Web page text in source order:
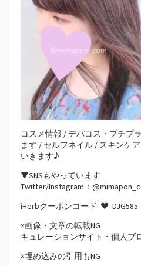
コスメ情報 / デパコス・プチプ
ます / セルフネイル / スキンケ
いきます♪
▼SNSもやっています
Twitter/Instagram：
iHerbクーポンコード ♥ DJG585
×画像・文章の転載NG
キュレーションサイト・個人ブ
×埋め込みの引用もNG